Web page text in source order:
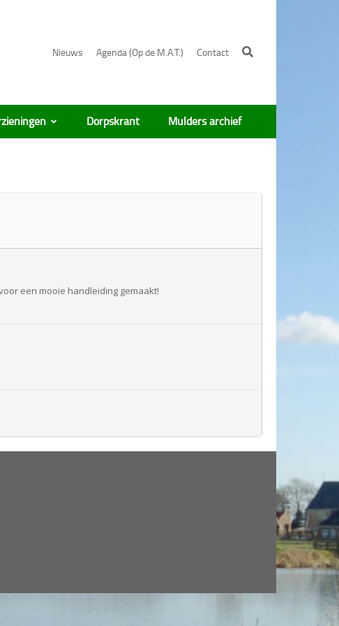
Nieuws Agenda (Op de M.A.T.) Contact
Dorpskrant Mulders archief
een mooie handleiding gemaakt!